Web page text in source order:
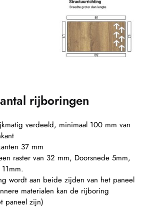
rijboringen
verdeeld, minimaal 100 mm van
37 mm
raster van 32 mm, Doorsnede 5mm,
wordt aan beide zijden van het paneel
materialen kan de rijboring
paneel zijn)